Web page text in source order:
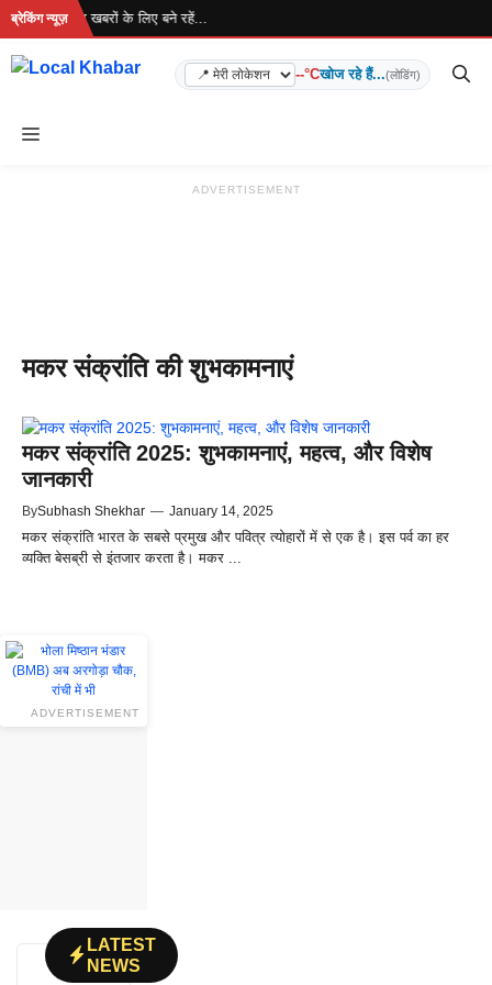
Skip
content
ब्रेकिंग न्यूज़
रहा है... ताज़ा खबरों के लिए बने रहें...
--°Cखोज रहे हैं...(लोडिंग)
Menu
ADVERTISEMENT
मकर संक्रांति की शुभकामनाएं
मकर संक्रांति 2025: शुभकामनाएं, महत्व, और विशेष
जानकारी
BySubhash Shekhar — January 14, 2025
मकर संक्रांति भारत के सबसे प्रमुख और पवित्र त्योहारों में से एक है। इस पर्व का हर
व्यक्ति बेसब्री से इंतजार करता है। मकर ...
ADVERTISEMENT
LATEST
NEWS